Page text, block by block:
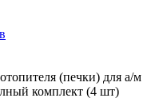
(печки) для а/м
комплект (4 шт)